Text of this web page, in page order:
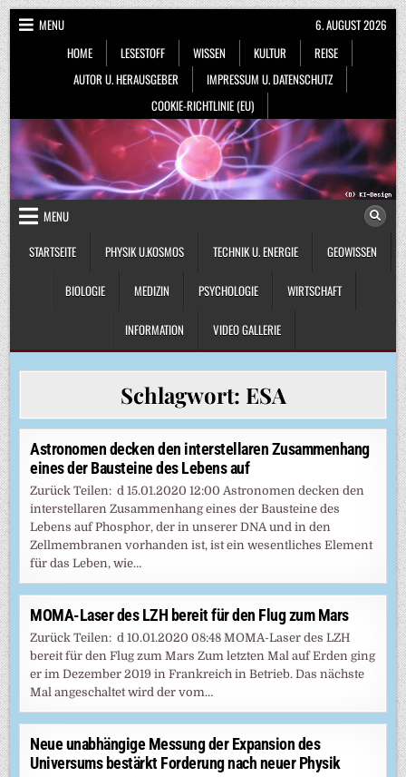
Skip
to
content
MENU
HOME
LESESTOFF WISSEN KULTUR
REISE
AUTOR U. HERAUSGEBER
IMPRESSUM U. DATENSCHUTZ
COOKIE-RICHTLINIE (EU)
6. AUGUST 2026
MENU
STARTSEITE
PHYSIK U.KOSMOS TECHNIK U. ENERGIE GEOWISSEN
BIOLOGIE MEDIZIN PSYCHOLOGIE WIRTSCHAFT
INFORMATION VIDEO GALLERIE
Schlagwort: ESA
Astronomen decken den interstellaren Zusammenhang
eines der Bausteine des Lebens auf
Zurück Teilen: d 15.01.2020 12:00 Astronomen decken den
interstellaren Zusammenhang eines der Bausteine des
Lebens auf Phosphor, der in unserer DNA und in den
Zellmembranen vorhanden ist, ist ein wesentliches Element
für das Leben, wie…
MOMA-Laser des LZH bereit für den Flug zum Mars
Zurück Teilen: d 10.01.2020 08:48 MOMA-Laser des LZH
bereit für den Flug zum Mars Zum letzten Mal auf Erden ging
er im Dezember 2019 in Frankreich in Betrieb. Das nächste
Mal angeschaltet wird der vom…
Neue unabhängige Messung der Expansion des
Universums bestärkt Forderung nach neuer Physik